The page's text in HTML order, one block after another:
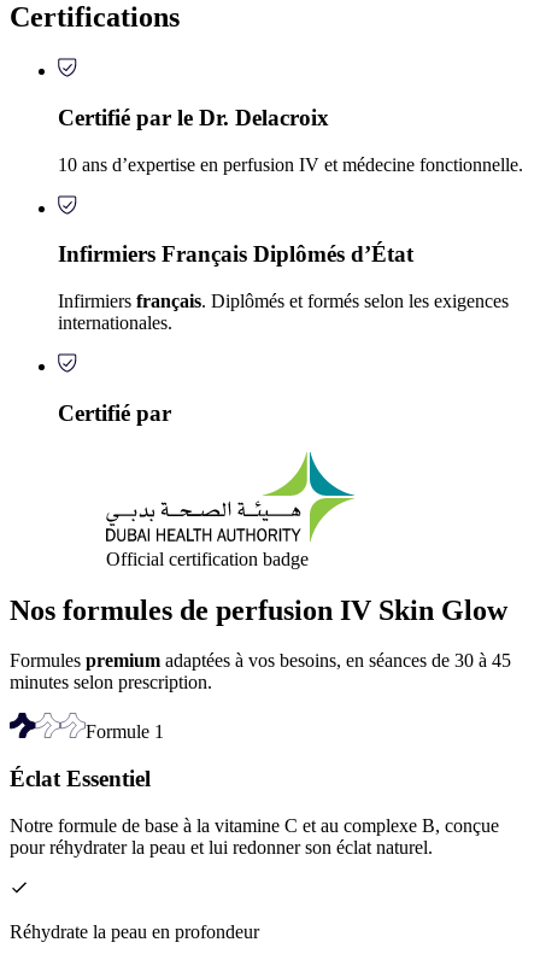
Certifications
Certifié par le Dr. Delacroix
10 ans d’expertise en perfusion IV et médecine fonctionnelle.
Infirmiers Français Diplômés d’État
Infirmiers français. Diplômés et formés selon les exigences
internationales.
Certifié par
Official certification badge
Nos formules de perfusion IV Skin Glow
Formules premium adaptées à vos besoins, en séances de 30 à 45
minutes selon prescription.
Formule 1
Éclat Essentiel
Notre formule de base à la vitamine C et au complexe B, conçue
pour réhydrater la peau et lui redonner son éclat naturel.
Réhydrate la peau en profondeur